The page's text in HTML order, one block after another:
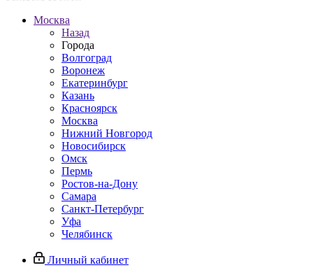
Москва
Назад
Города
Волгоград
Воронеж
Екатеринбург
Казань
Красноярск
Москва
Нижний Новгород
Новосибирск
Омск
Пермь
Ростов-на-Дону
Самара
Санкт-Петербург
Уфа
Челябинск
Личный кабинет